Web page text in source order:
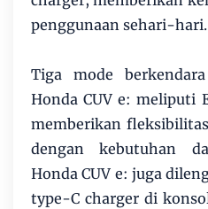
penggunaan sehari-hari.
Tiga mode
Honda CUV e: meliputi
memberikan
dengan kebutuhan
Honda CUV e: juga
type-C charger di